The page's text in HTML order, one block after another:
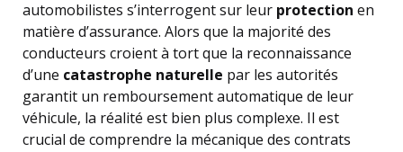
automobilistes s’interrogent sur leur protection en
matière d’assurance. Alors que la majorité des
conducteurs croient à tort que la reconnaissance
d’une catastrophe naturelle par les autorités
garantit un remboursement automatique de leur
véhicule, la réalité est bien plus complexe. Il est
crucial de comprendre la mécanique des contrats